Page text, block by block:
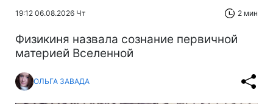
19:12 06.08.2026 Чт 2 мин
Физикиня назвала сознание первичной
материей Вселенной
ОЛЬГА ЗАВАДА